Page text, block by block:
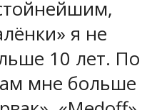
я не
10 лет. По
мне больше